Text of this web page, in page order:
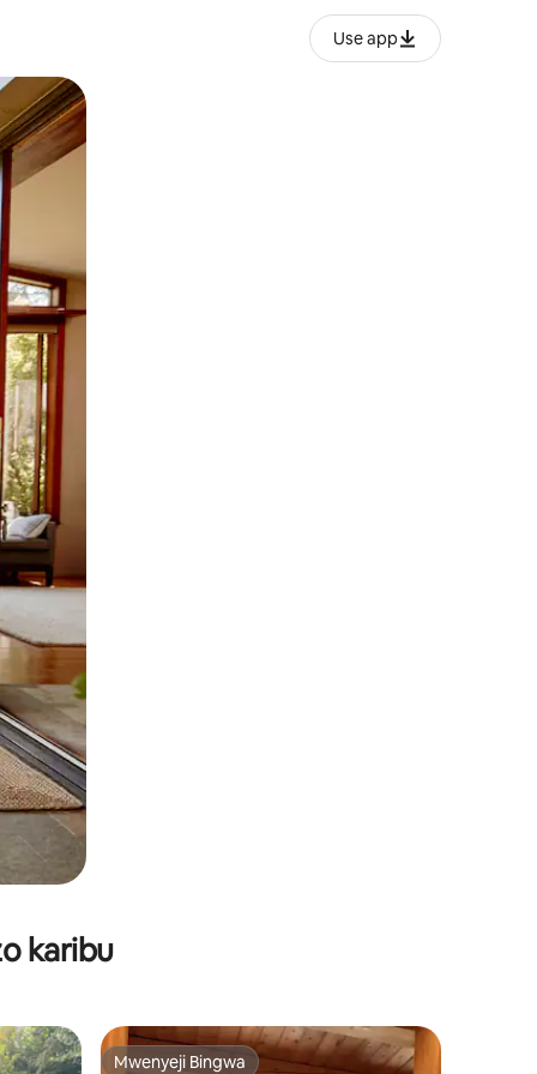
Use app
kidole kwenye ishara.
karibu
Mwenyeji Bingwa